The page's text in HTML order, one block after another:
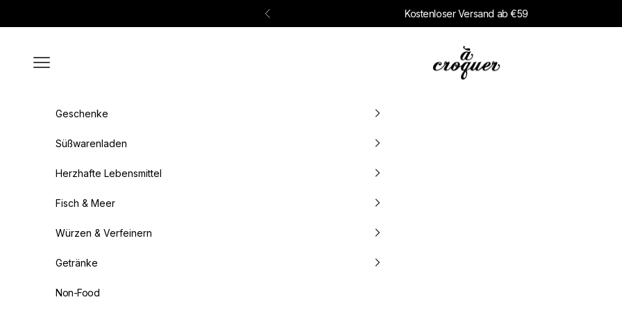
Zurück Kostenloser Versand ab €59
à croquer
Menü
Geschenke
Süßwarenladen
Herzhafte Lebensmittel
Fisch & Meer
Würzen & Verfeinern
Getränke
Non-Food